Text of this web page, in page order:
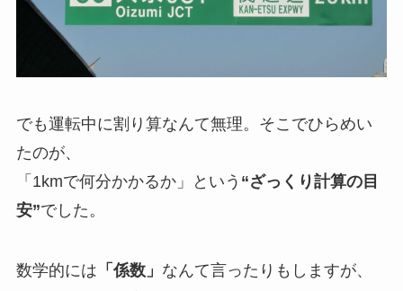
でも運転中に割り算なんて無理。そこでひらめい
たのが、
「1kmで何分かかるか」という “ざっくり計算の目
安”でした。
数学的には 「係数」 なんて言ったりもしますが、